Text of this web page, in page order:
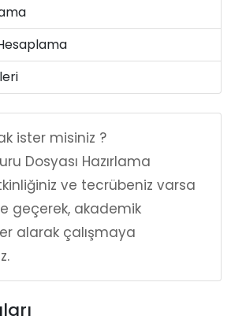
ister misiniz ?
Dosyası Hazırlama
ve tecrübeniz varsa
geçerek, akademik
alarak çalışmaya